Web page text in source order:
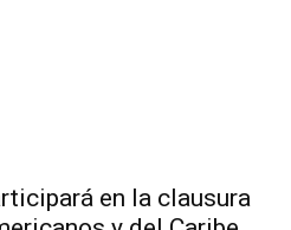
en la clausura